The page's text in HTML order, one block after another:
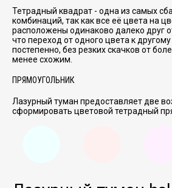
Тетрадный квадрат - одна из самых
комбинаций, так как все её цвета на
расположены одинаково далеко друг
что переход от одного цвета к
постепенно, без резких скачков от
менее схожим.
ПРЯМОУГОЛЬНИК
Лазурный туман предоставляет две
сформировать цветовой тетрадный